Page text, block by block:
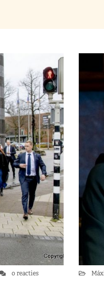
0 reacties